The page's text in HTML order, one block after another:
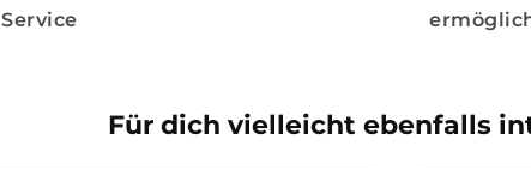
Service
Für dich vielleicht ebenfalls